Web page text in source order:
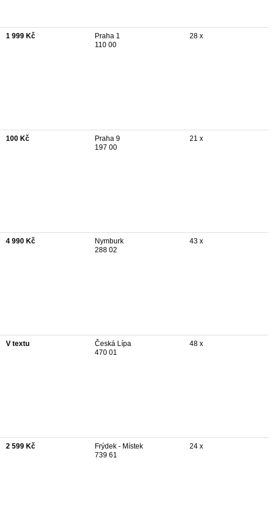
1 999 Kč
Praha 1
110 00
28 x
100 Kč
Praha 9
197 00
21 x
4 990 Kč
Nymburk
288 02
43 x
V textu
Česká Lípa
470 01
48 x
2 599 Kč
Frýdek - Místek
739 61
24 x